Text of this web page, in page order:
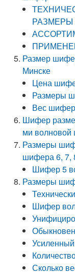
РАЗМЕРЫ
Размер
Минске
Цена
Размеры
Вес
Шифер
ми
Размеры
шифера 6, 7,
Шифер 5
Размеры
Шифер
Усиленный
Сколько